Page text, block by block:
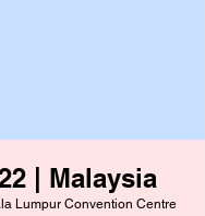
| Malaysia
Lumpur Convention Centre